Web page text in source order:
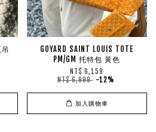
GOYARD SAINT LOUIS TOTE
PM/GM 托特包 黃色
NT$ 6,159
NT$ 6,999 -12%
加入購物車